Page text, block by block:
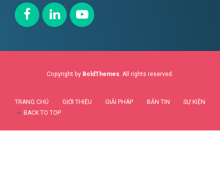
Copyright by BoldThemes . All rights reserved.
TRANG CHỦ GIỚI THIỆU GIẢI PHÁP BẢN TIN
SỰ KIỆN
BACK TO TOP